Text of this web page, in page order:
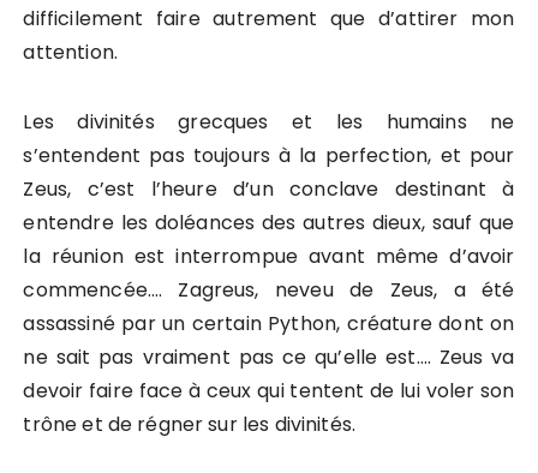
difficilement faire autrement que d’attirer mon
attention.
Les divinités grecques et les humains ne
s’entendent pas toujours à la perfection, et pour
Zeus, c’est l’heure d’un conclave destinant à
entendre les doléances des autres dieux, sauf que
la réunion est interrompue avant même d’avoir
commencée…. Zagreus, neveu de Zeus, a été
assassiné par un certain Python, créature dont on
ne sait pas vraiment pas ce qu’elle est…. Zeus va
devoir faire face à ceux qui tentent de lui voler son
trône et de régner sur les divinités.